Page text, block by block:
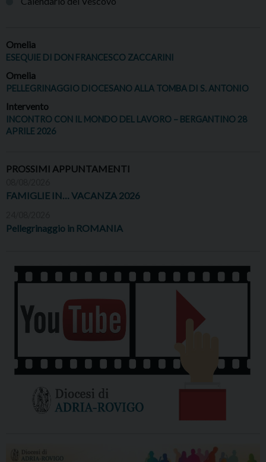
Omelia
ESEQUIE DI DON FRANCESCO ZACCARINI
Omelia
PELLEGRINAGGIO DIOCESANO ALLA TOMBA DI S. ANTONIO
Intervento
INCONTRO CON IL MONDO DEL LAVORO – BERGANTINO 28
APRILE 2026
PROSSIMI APPUNTAMENTI
FAMIGLIE IN… VACANZA 2026
Pellegrinaggio in ROMANIA